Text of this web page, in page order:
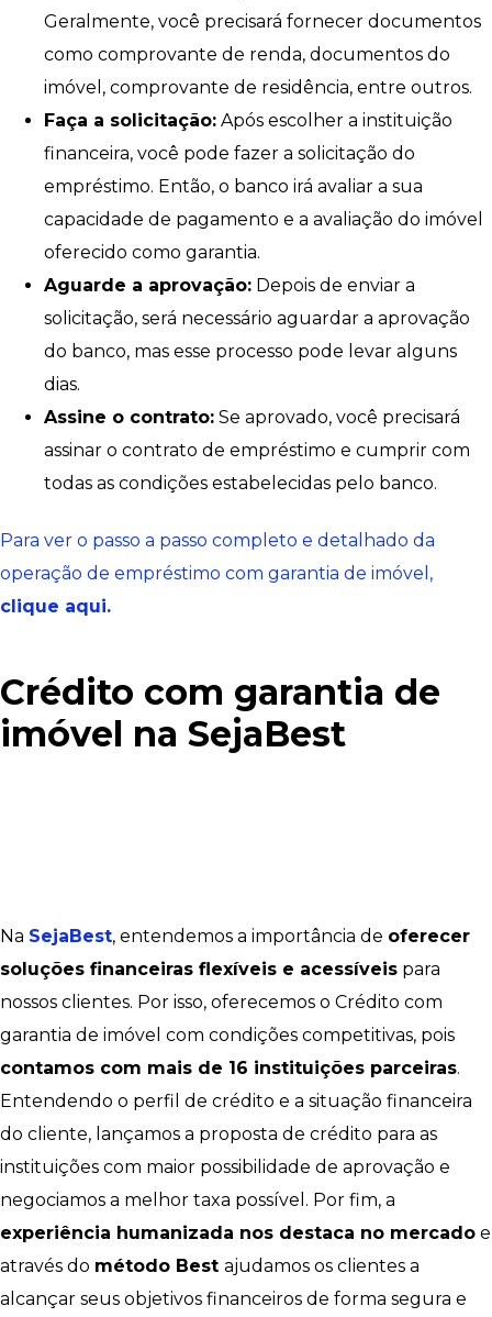
Geralmente, você precisará fornecer documentos
como comprovante de renda, documentos do
imóvel, comprovante de residência, entre outros.
Faça a solicitação: Após escolher a instituição
financeira, você pode fazer a solicitação do
empréstimo. Então, o banco irá avaliar a sua
capacidade de pagamento e a avaliação do imóvel
oferecido como garantia.
Aguarde a aprovação: Depois de enviar a
solicitação, será necessário aguardar a aprovação
do banco, mas esse processo pode levar alguns
dias.
Assine o contrato: Se aprovado, você precisará
assinar o contrato de empréstimo e cumprir com
todas as condições estabelecidas pelo banco.
Para ver o passo a passo completo e detalhado da
operação de empréstimo com garantia de imóvel,
clique aqui.
Crédito com garantia de
imóvel na SejaBest
Na SejaBest, entendemos a importância de oferecer
soluções financeiras flexíveis e acessíveis para
nossos clientes. Por isso, oferecemos o Crédito com
garantia de imóvel com condições competitivas, pois
contamos com mais de 16 instituições parceiras.
Entendendo o perfil de crédito e a situação financeira
do cliente, lançamos a proposta de crédito para as
instituições com maior possibilidade de aprovação e
negociamos a melhor taxa possível. Por fim, a
experiência humanizada nos destaca no mercado e
através do método Best ajudamos os clientes a
alcançar seus objetivos financeiros de forma segura e